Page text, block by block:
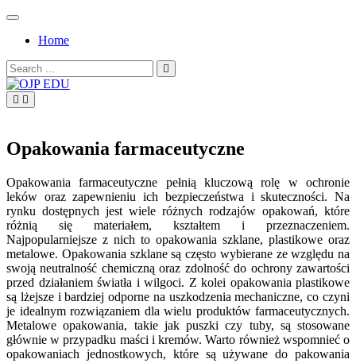
Skip
contentHome
Search
for:
Opakowania farmaceutyczne
Opakowania farmaceutyczne pełnią kluczową rolę w ochronie
leków oraz zapewnieniu ich bezpieczeństwa i skuteczności. Na
rynku dostępnych jest wiele różnych rodzajów opakowań, które
różnią się materiałem, kształtem i przeznaczeniem.
Najpopularniejsze z nich to opakowania szklane, plastikowe oraz
metalowe. Opakowania szklane są często wybierane ze względu na
swoją neutralność chemiczną oraz zdolność do ochrony zawartości
przed działaniem światła i wilgoci. Z kolei opakowania plastikowe
są lżejsze i bardziej odporne na uszkodzenia mechaniczne, co czyni
je idealnym rozwiązaniem dla wielu produktów farmaceutycznych.
Metalowe opakowania, takie jak puszki czy tuby, są stosowane
głównie w przypadku maści i kremów. Warto również wspomnieć o
opakowaniach jednostkowych, które są używane do pakowania